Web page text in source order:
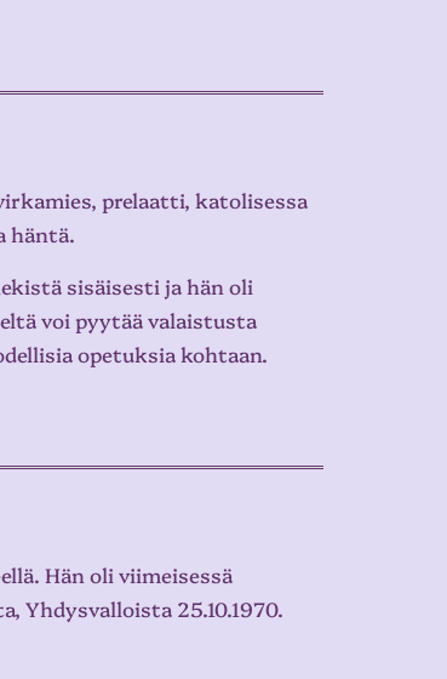
prelaatti, katolisessa
häntä.
sisäisesti ja hän oli
voi pyytää valaistusta
opetuksia kohtaan.
Hän oli viimeisessä
Yhdysvalloista 25.10.1970.